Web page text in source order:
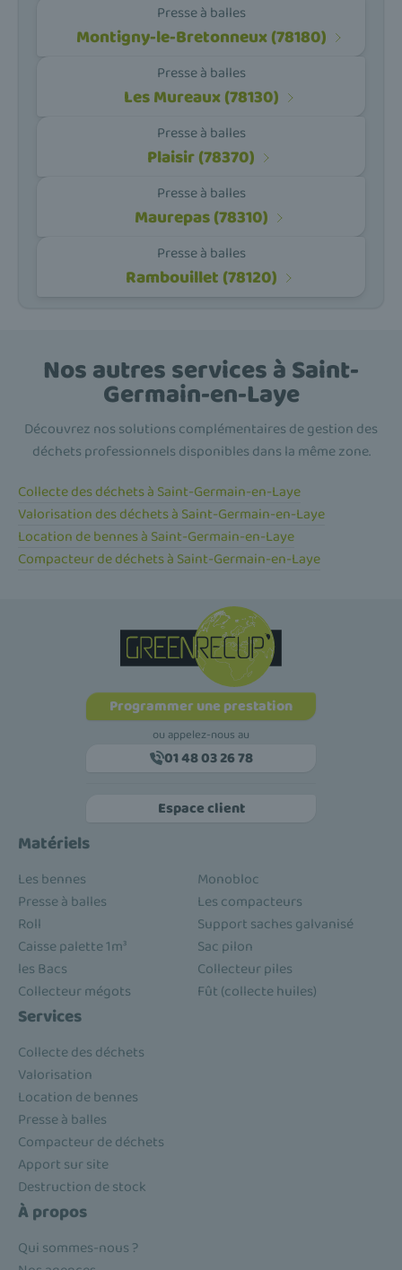
Presse à balles
Montigny-le-Bretonneux (78180)
Presse à balles
Les Mureaux (78130)
Presse à balles
Plaisir (78370)
Presse à balles
Maurepas (78310)
Presse à balles
Rambouillet (78120)
Nos autres services à Saint-
Germain-en-Laye
Découvrez nos solutions complémentaires de gestion des
déchets professionnels disponibles dans la même zone.
Collecte des déchets à Saint-Germain-en-Laye
Valorisation des déchets à Saint-Germain-en-Laye
Location de bennes à Saint-Germain-en-Laye
Compacteur de déchets à Saint-Germain-en-Laye
Programmer une prestation
ou appelez-nous au
01 48 03 26 78
Espace client
Matériels
Les bennes
Monobloc
Presse à balles
Les compacteurs
Roll
Support saches galvanisé
Caisse palette 1m³
Sac pilon
les Bacs
Collecteur piles
Collecteur mégots
Fût (collecte huiles)
Services
Collecte des déchets
Valorisation
Location de bennes
Presse à balles
Compacteur de déchets
Apport sur site
Destruction de stock
À propos
Qui sommes-nous ?